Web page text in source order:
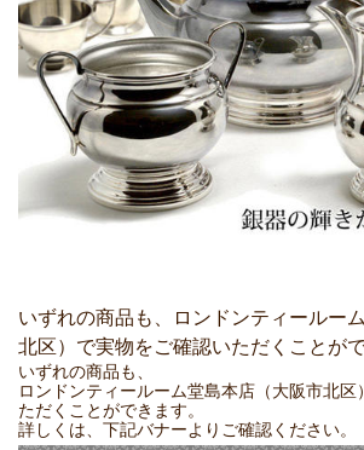
いずれの商品も、ロンドンティールー
北区）で実物をご確認いただくことがで
いずれの商品も、
ロンドンティールーム堂島本店（大阪市北区
ただくことができます。
詳しくは、下記バナーよりご確認ください。